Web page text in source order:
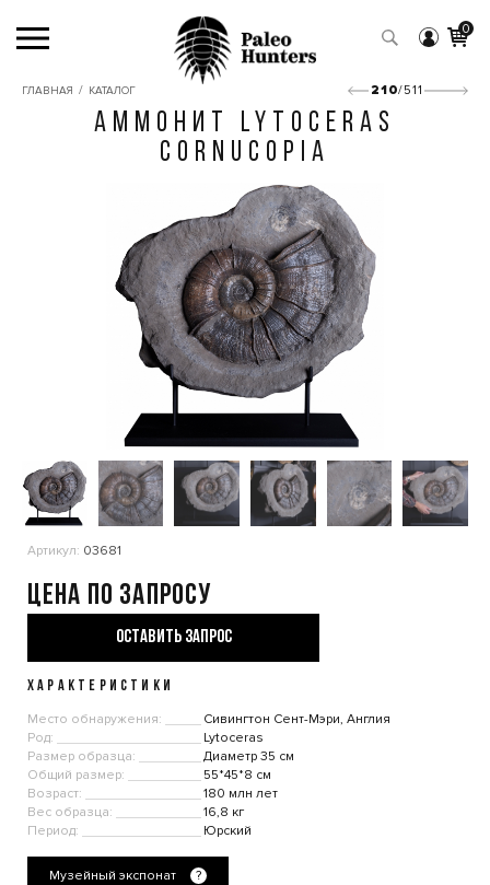
0
ГЛАВНАЯ / КАТАЛОГ 210/511
АММОНИТ LYTOCERAS
CORNUCOPIA
Артикул: 03681
Цена по запросу
ОСТАВИТЬ ЗАПРОС
ХАРАКТЕРИСТИКИ
Место обнаружения:
Сивингтон Сент-Мэри, Англия
Род:
Lytoceras
Размер образца:
Диаметр 35 см
Общий размер:
55*45*8 см
Возраст:
180 млн лет
Вес образца:
16,8 кг
Период:
Юрский
Музейный экспонат ?